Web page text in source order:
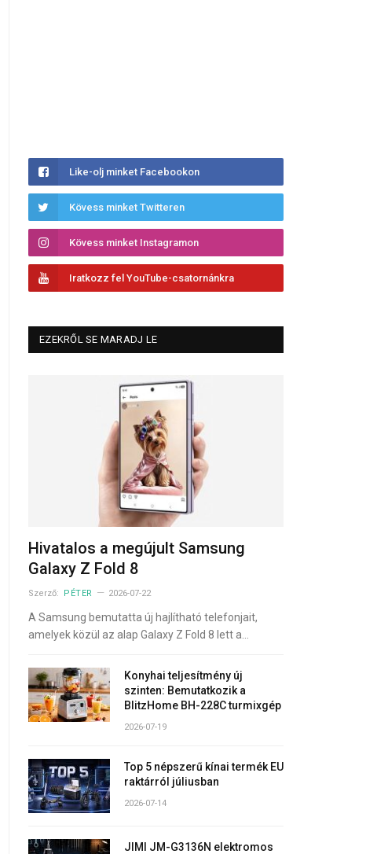
Like-olj minket Facebookon
Kövess minket Twitteren
Kövess minket Instagramon
Iratkozz fel YouTube-csatornánkra
EZEKRŐL SE MARADJ LE
Hivatalos a megújult Samsung
Galaxy Z Fold 8
Szerző: PÉTER 2026-07-22
A Samsung bemutatta új hajlítható telefonjait,
amelyek közül az alap Galaxy Z Fold 8 lett a…
Konyhai teljesítmény új
szinten: Bemutatkozik a
BlitzHome BH-228C turmixgép
2026-07-19
Top 5 népszerű kínai termék EU
raktárról júliusban
2026-07-14
JIMI JM-G3136N elektromos